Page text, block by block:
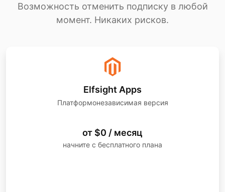
Возможность отменить подписку в любой
момент. Никаких рисков.
Elfsight Apps
Платформонезависимая версия
от $0 / месяц
начните с бесплатного плана